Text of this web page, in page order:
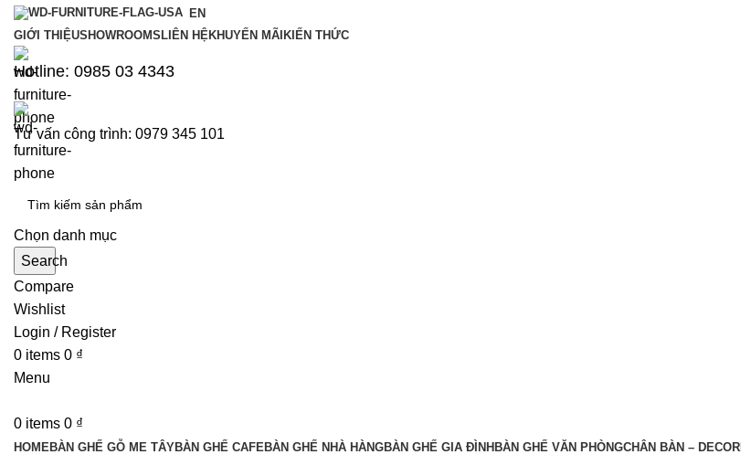
EN
GIỚI THIỆUSHOWROOMS LIÊN HỆKHUYẾN MÃI KIẾN THỨC
Hotline: 0985 03 4343
Tư vấn công trình: 0979 345 101
Chọn danh mục
Search
Compare
Wishlist
Login / Register
0 items 0 ₫
Menu
0 items 0 ₫
HOMEBÀN GHẾ GỖ ME TÂYBÀN GHẾ CAFEBÀN GHẾ NHÀ HÀNGBÀN GHẾ GIA ĐÌNH BÀN GHẾ VĂN PHÒNGCHÂN BÀN – DECOR